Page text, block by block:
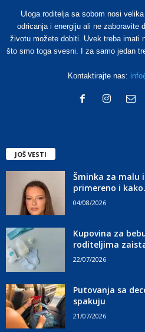
Uloga roditelja sa sobom nosi
odricanja i energiju ali ne zaboravite
životu možete dobiti. Uvek treba imati
što smo toga svesni. I za samo jedan
Kontaktirajte nas:
JOŠ VESTI
Šminka za malu
primereno i
04/08/2026
Kupovina za
roditeljima
22/07/2026
Putovanja sa
spakuju
21/07/2026